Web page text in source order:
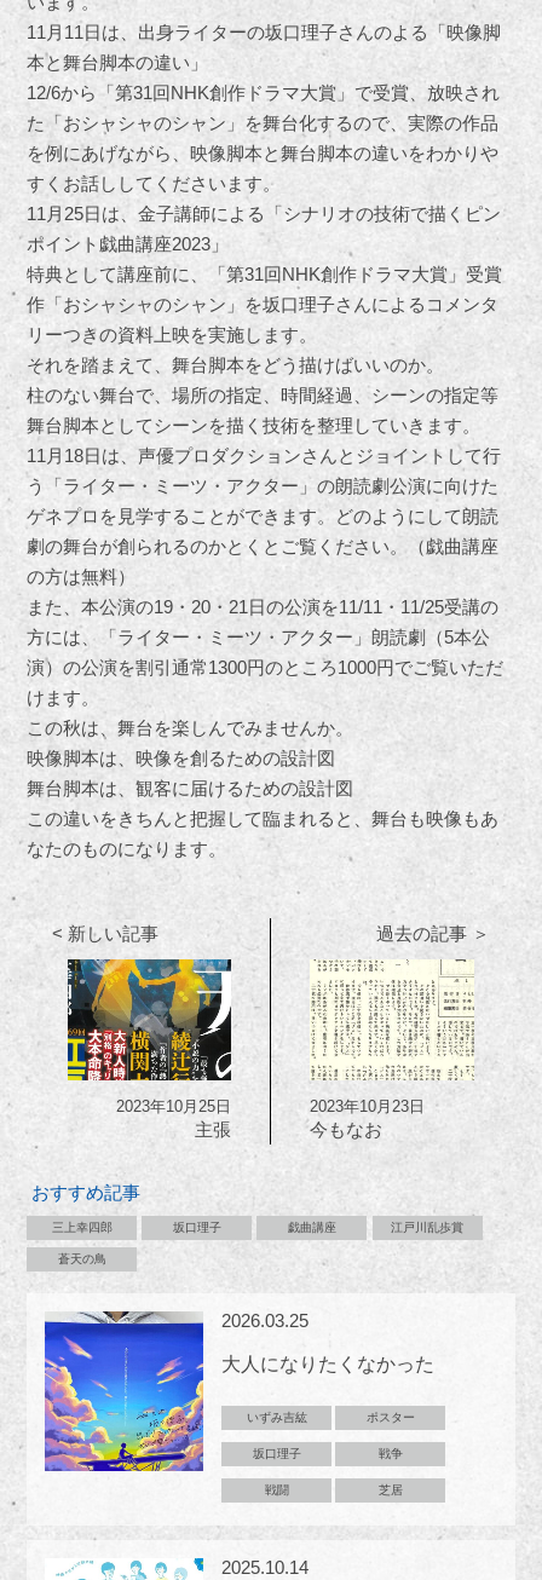
11月11日は、出身ライターの坂口理子さんのよる「映像脚
本と舞台脚本の違い」
12/6から「第31回NHK創作ドラマ大賞」で受賞、放映され
た「おシャシャのシャン」を舞台化するので、実際の作品
を例にあげながら、映像脚本と舞台脚本の違いをわかりや
すくお話ししてくださいます。
11月25日は、金子講師による「シナリオの技術で描くピン
ポイント戯曲講座2023」
特典として講座前に、「第31回NHK創作ドラマ大賞」受賞
作「おシャシャのシャン」を坂口理子さんによるコメンタ
リーつきの資料上映を実施します。
それを踏まえて、舞台脚本をどう描けばいいのか。
柱のない舞台で、場所の指定、時間経過、シーンの指定等
舞台脚本としてシーンを描く技術を整理していきます。
11月18日は、声優プロダクションさんとジョイントして行
う「ライター・ミーツ・アクター」の朗読劇公演に向けた
ゲネプロを見学することができます。どのようにして朗読
劇の舞台が創られるのかとくとご覧ください。（戯曲講座
の方は無料）
また、本公演の19・20・21日の公演を11/11・11/25受講の
方には、「ライター・ミーツ・アクター」朗読劇（5本公
演）の公演を割引通常1300円のところ1000円でご覧いただ
けます。
この秋は、舞台を楽しんでみませんか。
映像脚本は、映像を創るための設計図
舞台脚本は、観客に届けるための設計図
この違いをきちんと把握して臨まれると、舞台も映像もあ
なたのものになります。
< 新しい記事
2023年10月25日
主張
過去の記事 ＞
2023年10月23日
今もなお
おすすめ記事
三上幸四郎 坂口理子 戯曲講座 江戸川乱歩賞
蒼天の鳥
2026.03.25
大人になりたくなかった
いずみ吉紘 ポスター
坂口理子 戦争
戦闘 芝居
2025.10.14